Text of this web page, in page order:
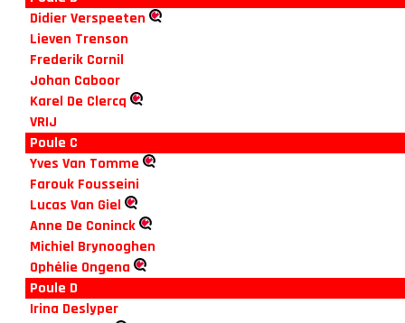
Didier Verspeeten
Lieven Trenson
Frederik Cornil
Johan Caboor
Karel De Clercq
VRIJ
Poule C
Yves Van Tomme
Farouk Fousseini
Lucas Van Giel
Anne De Coninck
Michiel Brynooghen
Ophélie Ongena
Poule D
Irina Deslyper